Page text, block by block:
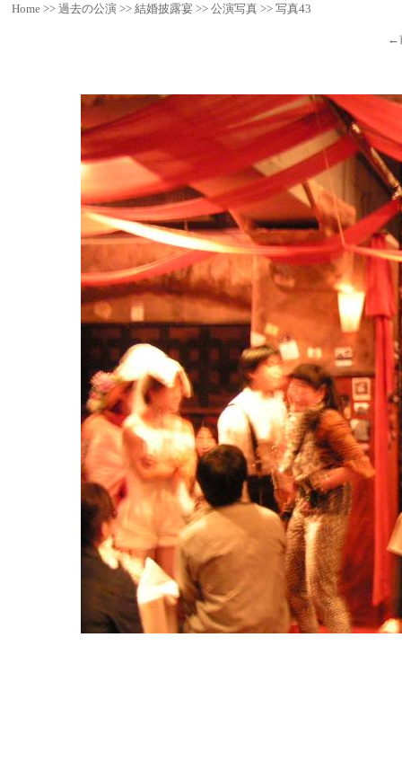
Home >> 過去の公演 >> 結婚披露宴 >> 公演写真 >> 写真43
←